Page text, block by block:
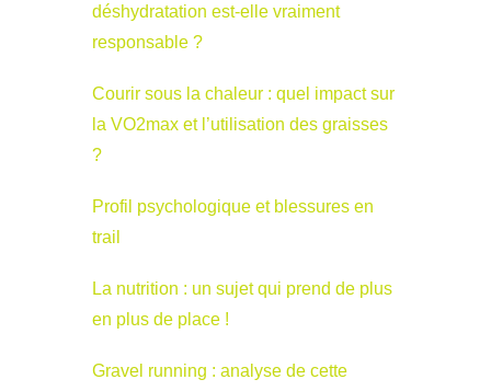
déshydratation est-elle vraiment
responsable ?
Courir sous la chaleur : quel impact sur
la VO2max et l’utilisation des graisses
?
Profil psychologique et blessures en
trail
La nutrition : un sujet qui prend de plus
en plus de place !
Gravel running : analyse de cette